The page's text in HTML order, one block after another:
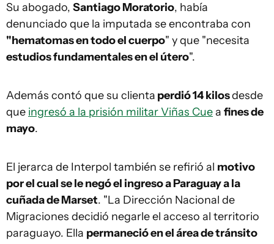
Su abogado, Santiago Moratorio, había
denunciado que la imputada se encontraba con
"hematomas en todo el cuerpo" y que "necesita
estudios fundamentales en el útero".
Además contó que su clienta perdió 14 kilosdesde
que ingresó a la prisión militar Viñas Cuea fines de
mayo.
El jerarca de Interpol también se refirió al motivo
por el cual se le negó el ingreso a Paraguay a la
cuñada de Marset. "La Dirección Nacional de
Migraciones decidió negarle el acceso al territorio
paraguayo. Ella permaneció en el área de tránsito